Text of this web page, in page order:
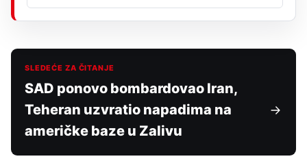
SLEDEĆE ZA ČITANJE
SAD ponovo bombardovao Iran,
Teheran uzvratio napadima na
američke baze u Zalivu